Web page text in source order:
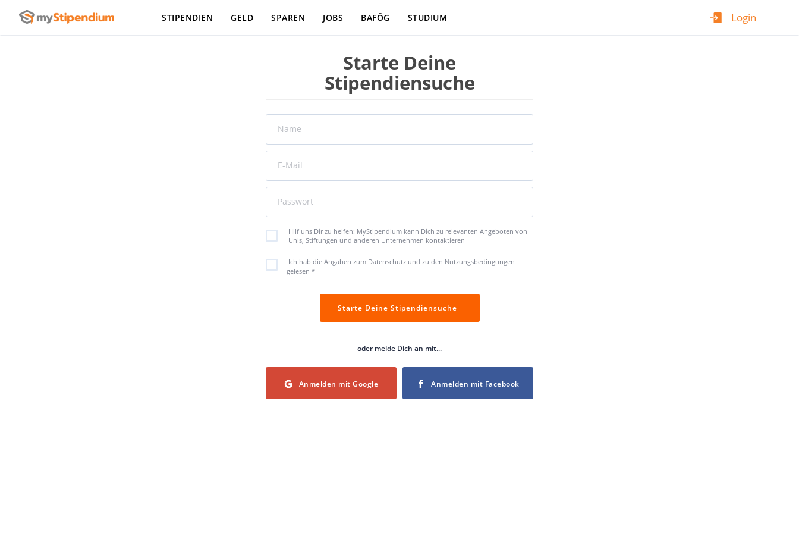
Login
STIPENDIEN GELD SPAREN JOBS BAFÖG STUDIUM
Starte Deine
Stipendiensuche
Name
E-Mail
Passwort
Hilf uns Dir zu helfen: MyStipendium kann Dich zu relevanten Angeboten von
Unis, Stiftungen und anderen Unternehmen kontaktieren
Ich hab die Angaben zum Datenschutz und zu den Nutzungsbedingungen
gelesen *
Starte Deine Stipendiensuche
oder melde Dich an mit...